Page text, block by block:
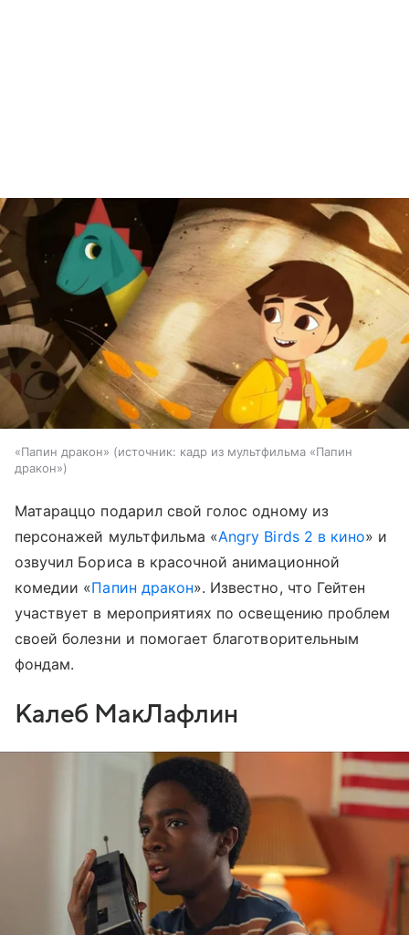
«Папин дракон» источник: кадр из мультфильма «Папин
дракон»
Матараццо подарил свой голос одному из
персонажей мультфильма «Angry Birds 2 в кино» и
озвучил Бориса в красочной анимационной
комедии «Папин дракон». Известно, что Гейтен
участвует в мероприятиях по освещению проблем
своей болезни и помогает благотворительным
фондам.
Калеб МакЛафлин